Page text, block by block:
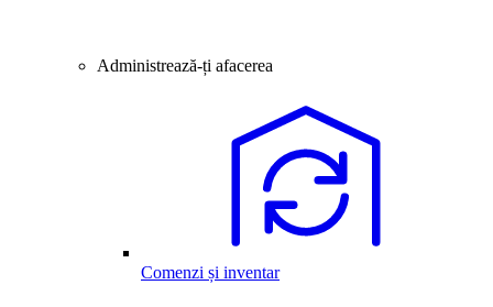
Administrează-ți afacerea
Comenzi și inventar